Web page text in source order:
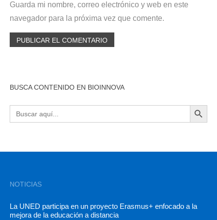
Guarda mi nombre, correo electrónico y web en este
navegador para la próxima vez que comente.
BUSCA CONTENIDO EN BIOINNOVA
Buscar: BOTÓN DE
NOTICIAS
La UNED participa en un proyecto Erasmus+ enfocado a la
mejora de la educación a distancia